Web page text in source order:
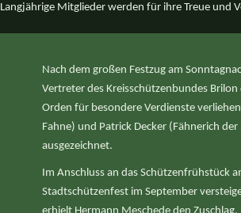
Langjährige Mitglieder werden für ihre Treue und
Nach dem großen Festzug am
Vertreter des Kreisschützenbundes
Orden für besondere Verdienste
Fahne) und Patrick Decker (Fähnerich
ausgezeichnet.
Im Anschluss an das Schützenfrühstück
Stadtschützenfest im September